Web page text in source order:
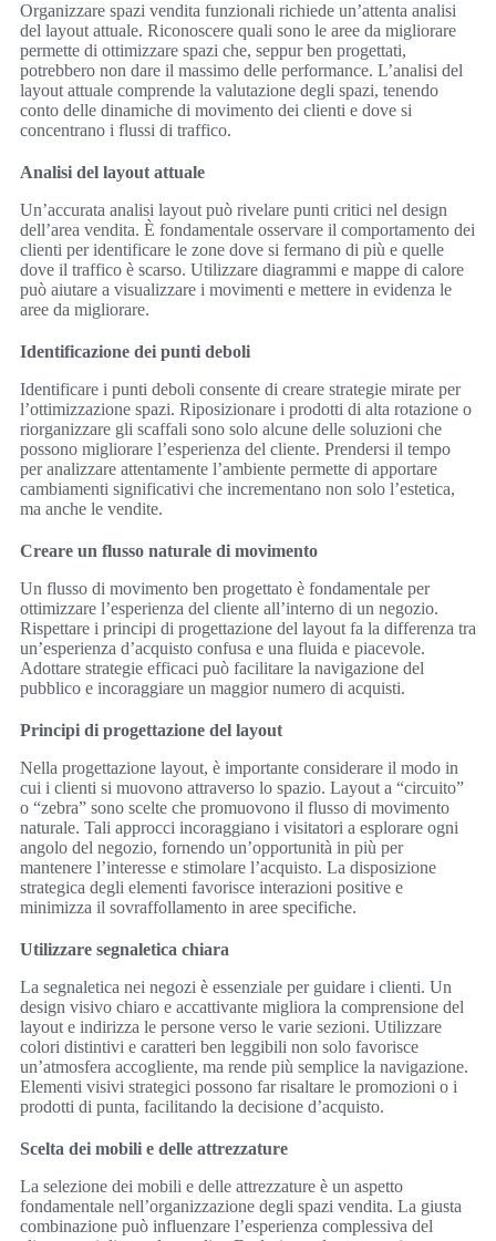
Organizzare spazi vendita funzionali richiede un’attenta analisi
del layout attuale. Riconoscere quali sono le aree da migliorare
permette di ottimizzare spazi che, seppur ben progettati,
potrebbero non dare il massimo delle performance. L’analisi del
layout attuale comprende la valutazione degli spazi, tenendo
conto delle dinamiche di movimento dei clienti e dove si
concentrano i flussi di traffico.
Analisi del layout attuale
Un’accurata analisi layout può rivelare punti critici nel design
dell’area vendita. È fondamentale osservare il comportamento dei
clienti per identificare le zone dove si fermano di più e quelle
dove il traffico è scarso. Utilizzare diagrammi e mappe di calore
può aiutare a visualizzare i movimenti e mettere in evidenza le
aree da migliorare.
Identificazione dei punti deboli
Identificare i punti deboli consente di creare strategie mirate per
l’ottimizzazione spazi. Riposizionare i prodotti di alta rotazione o
riorganizzare gli scaffali sono solo alcune delle soluzioni che
possono migliorare l’esperienza del cliente. Prendersi il tempo
per analizzare attentamente l’ambiente permette di apportare
cambiamenti significativi che incrementano non solo l’estetica,
ma anche le vendite.
Creare un flusso naturale di movimento
Un flusso di movimento ben progettato è fondamentale per
ottimizzare l’esperienza del cliente all’interno di un negozio.
Rispettare i principi di progettazione del layout fa la differenza tra
un’esperienza d’acquisto confusa e una fluida e piacevole.
Adottare strategie efficaci può facilitare la navigazione del
pubblico e incoraggiare un maggior numero di acquisti.
Principi di progettazione del layout
Nella progettazione layout, è importante considerare il modo in
cui i clienti si muovono attraverso lo spazio. Layout a “circuito”
o “zebra” sono scelte che promuovono il flusso di movimento
naturale. Tali approcci incoraggiano i visitatori a esplorare ogni
angolo del negozio, fornendo un’opportunità in più per
mantenere l’interesse e stimolare l’acquisto. La disposizione
strategica degli elementi favorisce interazioni positive e
minimizza il sovraffollamento in aree specifiche.
Utilizzare segnaletica chiara
La segnaletica nei negozi è essenziale per guidare i clienti. Un
design visivo chiaro e accattivante migliora la comprensione del
layout e indirizza le persone verso le varie sezioni. Utilizzare
colori distintivi e caratteri ben leggibili non solo favorisce
un’atmosfera accogliente, ma rende più semplice la navigazione.
Elementi visivi strategici possono far risaltare le promozioni o i
prodotti di punta, facilitando la decisione d’acquisto.
Scelta dei mobili e delle attrezzature
La selezione dei mobili e delle attrezzature è un aspetto
fondamentale nell’organizzazione degli spazi vendita. La giusta
combinazione può influenzare l’esperienza complessiva del